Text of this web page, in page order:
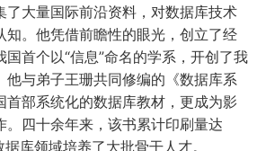
了大量国际前沿资料，对数据库技术
知。他凭借前瞻性的眼光，创立了经
首个以“信息”命名的学系，开创了我
他与弟子王珊共同修编的《数据库系
首部系统化的数据库教材，更成为影
。四十余年来，该书累计印刷量达
库领域培养了大批骨干人才。